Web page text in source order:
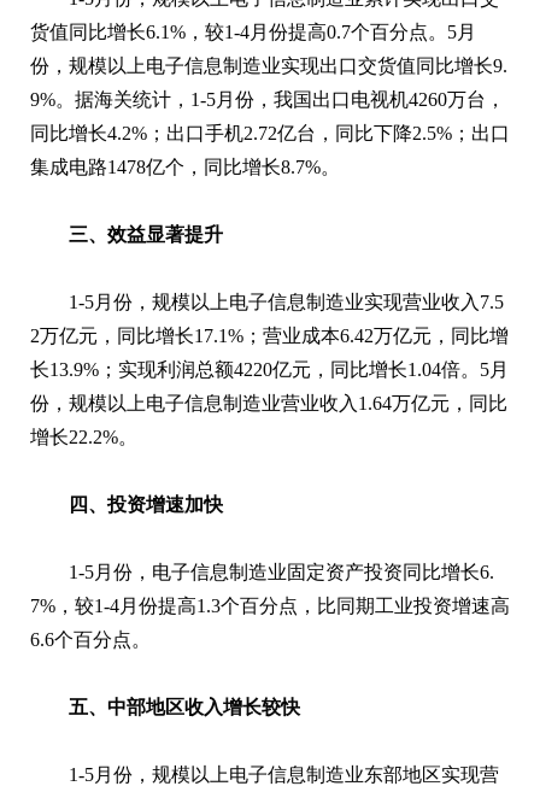
货值同比增长6.1%，较1-4月份提高0.7个百分点。5月
份，规模以上电子信息制造业实现出口交货值同比增长9.
9%。据海关统计，1-5月份，我国出口电视机4260万台，
同比增长4.2%；出口手机2.72亿台，同比下降2.5%；出口
集成电路1478亿个，同比增长8.7%。
三、效益显著提升
1-5月份，规模以上电子信息制造业实现营业收入7.5
2万亿元，同比增长17.1%；营业成本6.42万亿元，同比增
长13.9%；实现利润总额4220亿元，同比增长1.04倍。5月
份，规模以上电子信息制造业营业收入1.64万亿元，同比
增长22.2%。
四、投资增速加快
1-5月份，电子信息制造业固定资产投资同比增长6.
7%，较1-4月份提高1.3个百分点，比同期工业投资增速高
6.6个百分点。
五、中部地区收入增长较快
1-5月份，规模以上电子信息制造业东部地区实现营